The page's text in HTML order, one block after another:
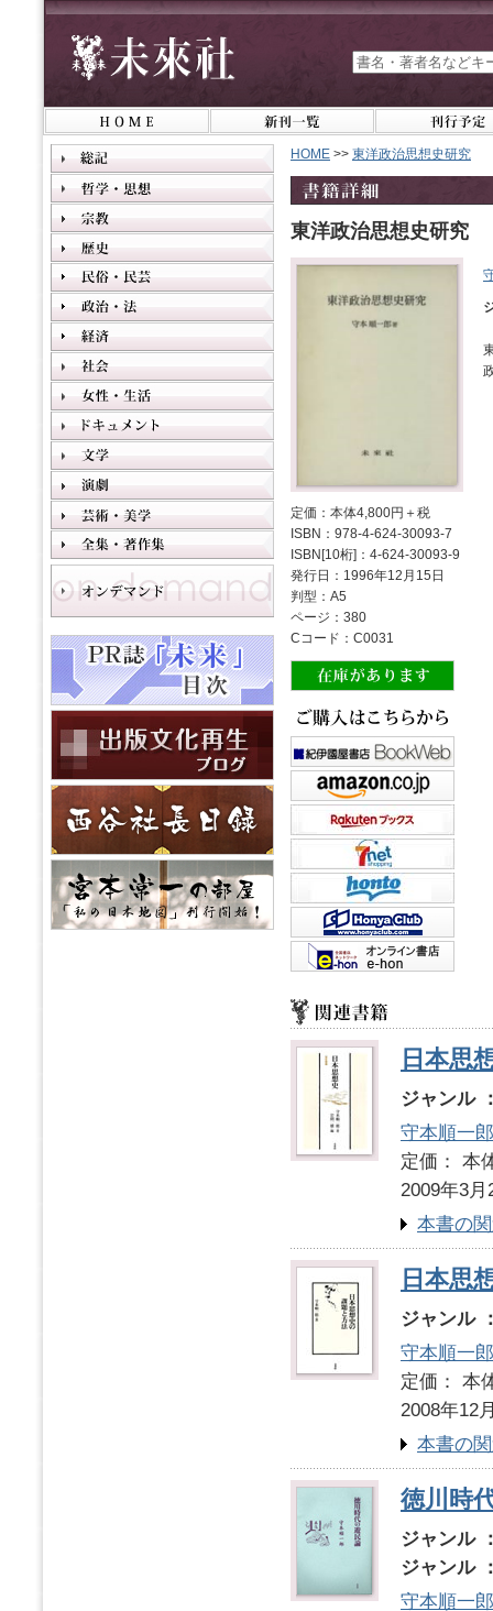
HOME >> 東洋政治思想史研究
東洋政治思想史研究
定価：本体4,800円＋税
ISBN：978-4-624-30093-7
ISBN[10桁]：4-624-30093-9
発行日：1996年12月15日
判型：A5
ページ：380
Cコード：C0031
日本思
ジャンル
守本順一郎
定価：
2009年3月
本書の
日本思
ジャンル
守本順一郎
定価：
2008年12
本書の
徳川時
ジャンル
ジャンル
守本順一郎